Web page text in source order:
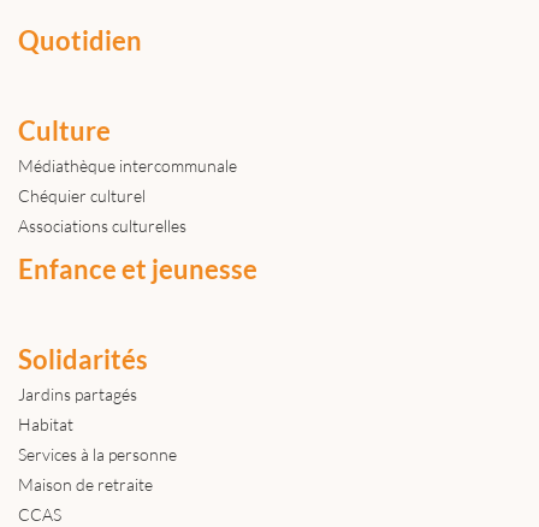
Quotidien
Culture
Médiathèque intercommunale
Chéquier culturel
Associations culturelles
Enfance et jeunesse
Solidarités
Jardins partagés
Habitat
Services à la personne
Maison de retraite
CCAS